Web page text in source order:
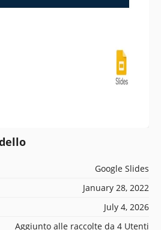
Google Slides
January 28, 2022
July 4, 2026
Aggiunto alle raccolte da 4 Utenti